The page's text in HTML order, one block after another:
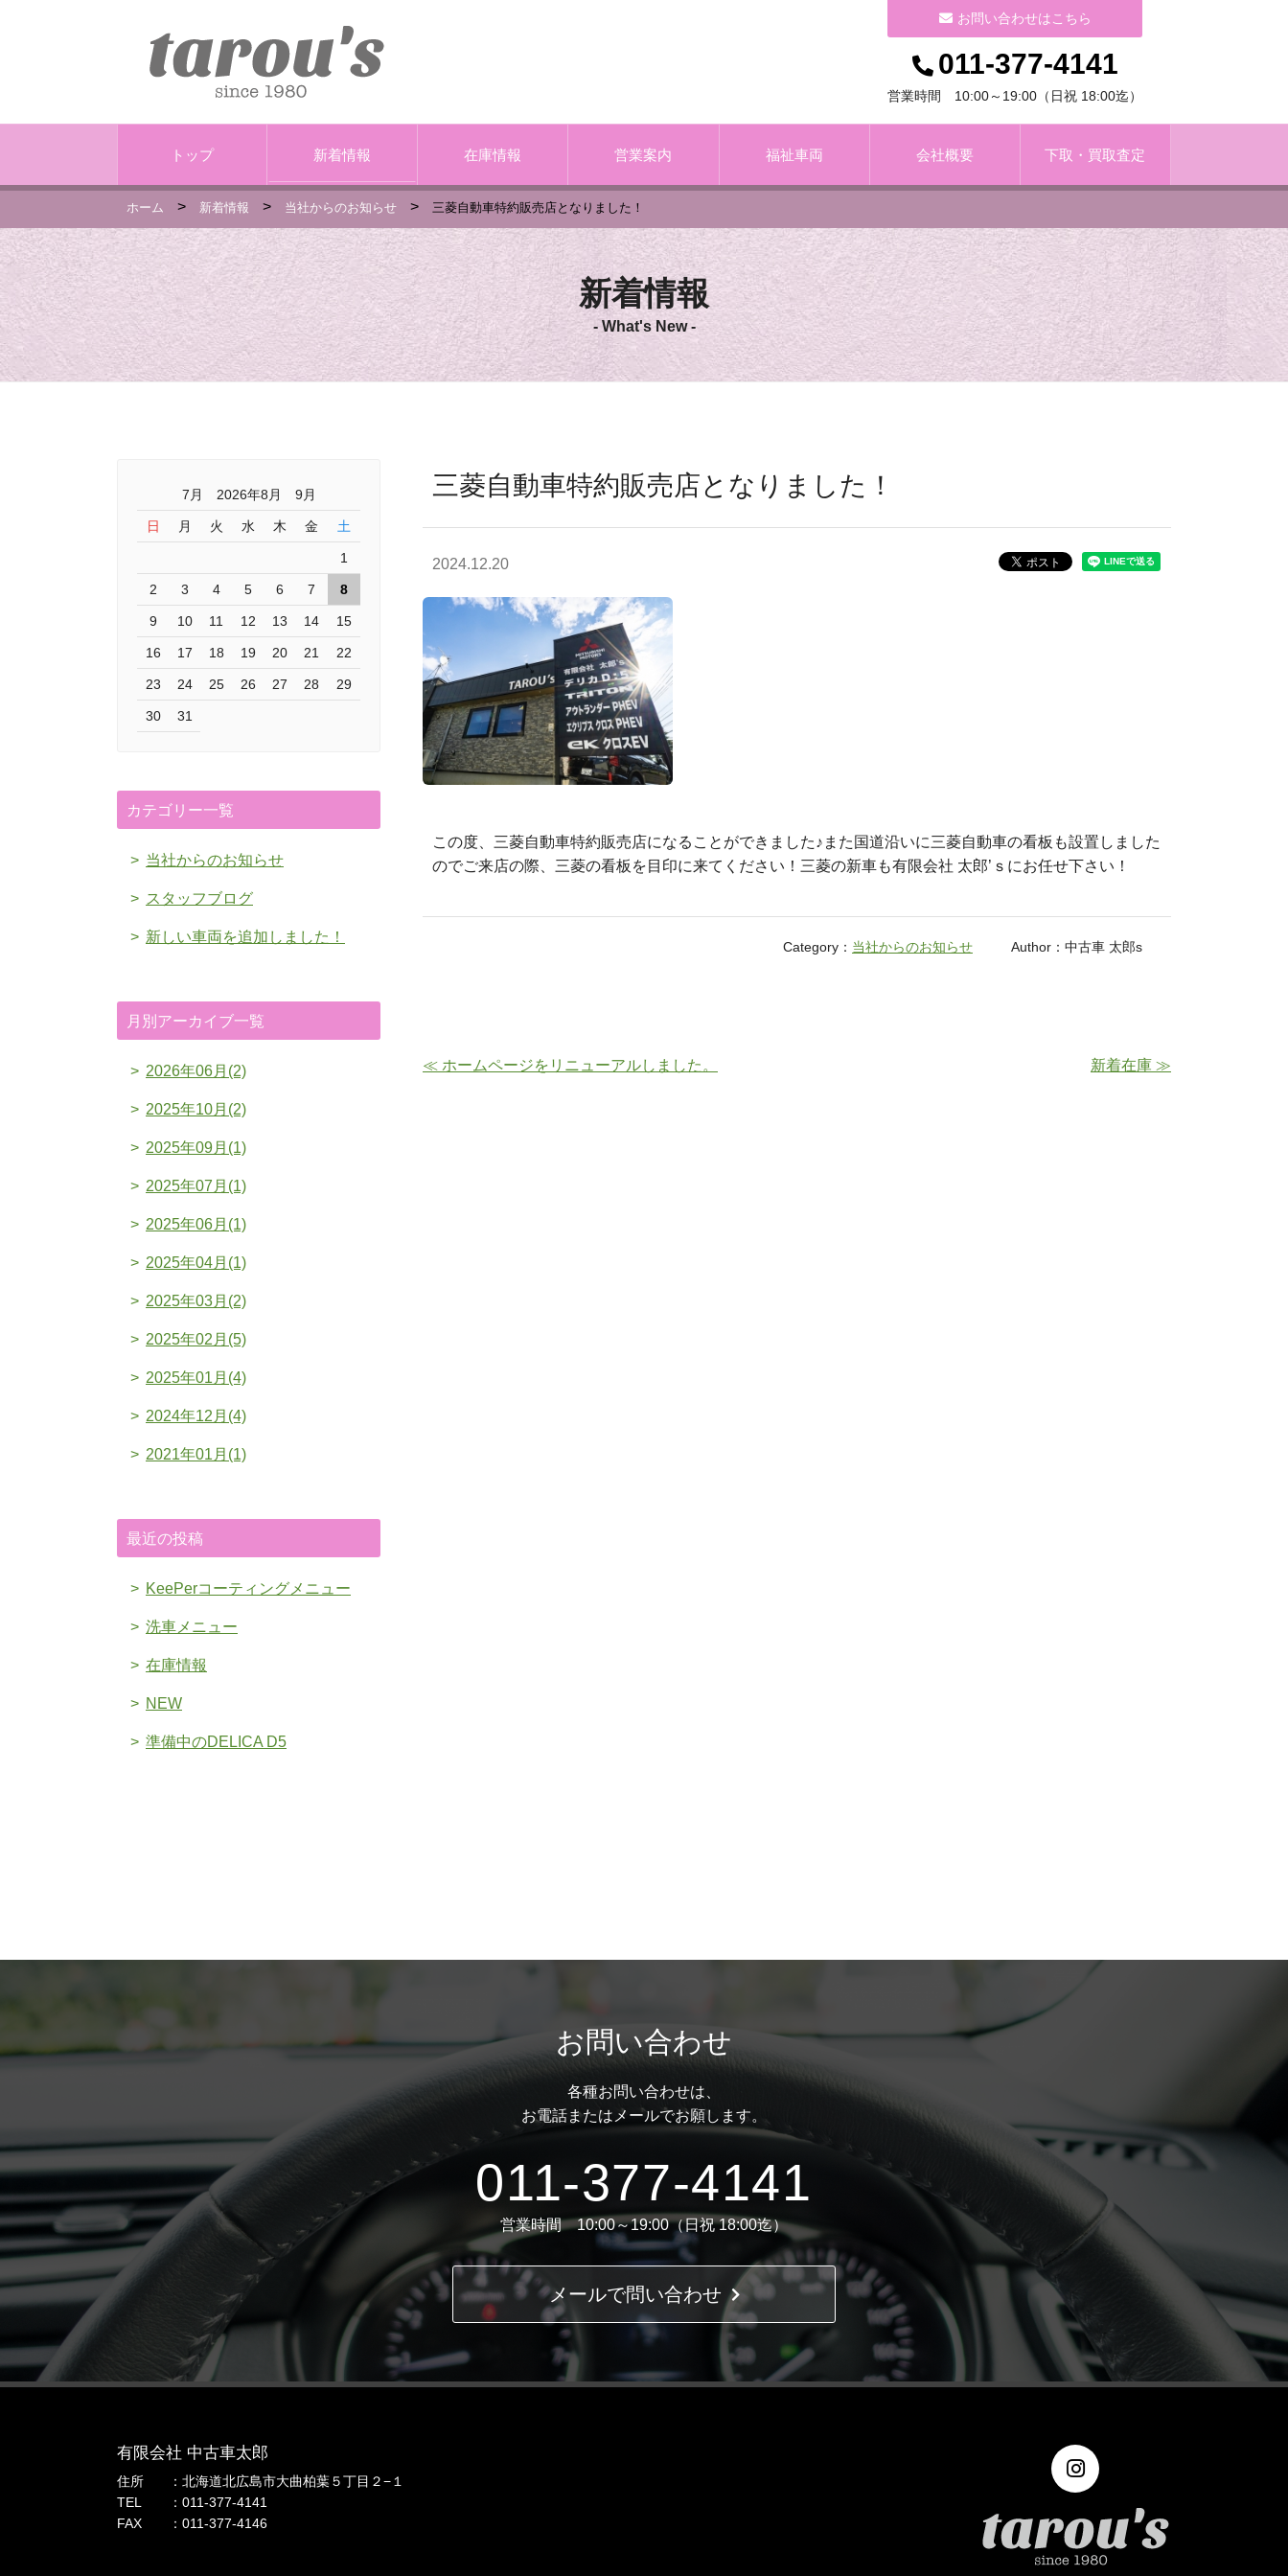
お問い合わせはこちら
011-377-4141
営業時間 10:00～19:00（日祝 18:00迄）
トップ 新着情報 在庫情報 営業案内 福祉車両 会社概要 下取・買取査定
ホーム > 新着情報 > 当社からのお知らせ > 三菱自動車特約販売店となりました！
新着情報
- What's New -
三菱自動車特約販売店となりました！
2024.12.20
この度、三菱自動車特約販売店になることができました♪また国道沿いに三菱自動車の看板も設置しました
のでご来店の際、三菱の看板を目印に来てください！三菱の新車も有限会社 太郎’ｓにお任せ下さい！
Category： 当社からのお知らせ Author：中古車 太郎s
≪ ホームページをリニューアルしました。 新着在庫 ≫
7月 2026年8月 9月
日 月 火 水 木 金 土
1
2 3 4 5 6 7 8
9 10 11 12 13 14 15
16 17 18 19 20 21 22
23 24 25 26 27 28 29
30 31
カテゴリー一覧
当社からのお知らせ
スタッフブログ
新しい車両を追加しました！
月別アーカイブ一覧
2026年06月(2)
2025年10月(2)
2025年09月(1)
2025年07月(1)
2025年06月(1)
2025年04月(1)
2025年03月(2)
2025年02月(5)
2025年01月(4)
2024年12月(4)
2021年01月(1)
最近の投稿
KeePerコーティングメニュー
洗車メニュー
在庫情報
NEW
準備中のDELICA D5
お問い合わせ
各種お問い合わせは、
お電話またはメールでお願します。
011-377-4141
営業時間 10:00～19:00（日祝 18:00迄）
メールで問い合わせ
有限会社 中古車太郎
住所
北海道北広島市大曲柏葉５丁目２−１
TEL
011-377-4141
FAX
011-377-4146